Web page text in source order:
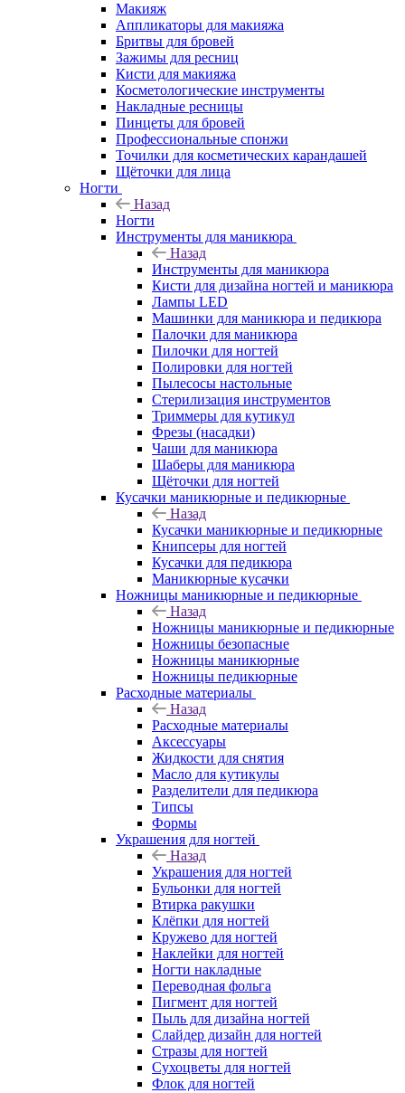
Макияж
Аппликаторы для макияжа
Бритвы для бровей
Зажимы для ресниц
Кисти для макияжа
Косметологические инструменты
Накладные ресницы
Пинцеты для бровей
Профессиональные спонжи
Точилки для косметических карандашей
Щёточки для лица
Ногти
Назад
Ногти
Инструменты для маникюра
Назад
Инструменты для маникюра
Кисти для дизайна ногтей и маникюра
Лампы LED
Машинки для маникюра и педикюра
Палочки для маникюра
Пилочки для ногтей
Полировки для ногтей
Пылесосы настольные
Стерилизация инструментов
Триммеры для кутикул
Фрезы (насадки)
Чаши для маникюра
Шаберы для маникюра
Щёточки для ногтей
Кусачки маникюрные и педикюрные
Назад
Кусачки маникюрные и педикюрные
Книпсеры для ногтей
Кусачки для педикюра
Маникюрные кусачки
Ножницы маникюрные и педикюрные
Назад
Ножницы маникюрные и педикюрные
Ножницы безопасные
Ножницы маникюрные
Ножницы педикюрные
Расходные материалы
Назад
Расходные материалы
Аксессуары
Жидкости для снятия
Масло для кутикулы
Разделители для педикюра
Типсы
Формы
Украшения для ногтей
Назад
Украшения для ногтей
Бульонки для ногтей
Втирка ракушки
Клёпки для ногтей
Кружево для ногтей
Наклейки для ногтей
Ногти накладные
Переводная фольга
Пигмент для ногтей
Пыль для дизайна ногтей
Слайдер дизайн для ногтей
Стразы для ногтей
Сухоцветы для ногтей
Флок для ногтей